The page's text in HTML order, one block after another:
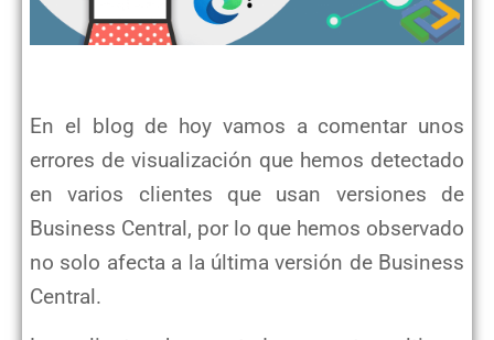
En el blog de hoy vamos a comentar unos
errores de visualización que hemos detectado
en varios clientes que usan versiones de
Business Central, por lo que hemos observado
no solo afecta a la última versión de Business
Central.